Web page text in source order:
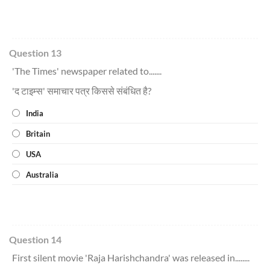
Question 13
'The Times' newspaper related to.......
'द टाइम्स' समाचार पत्र किससे संबंधित है?
India
Britain
USA
Australia
Question 14
First silent movie 'Raja Harishchandra' was released in........